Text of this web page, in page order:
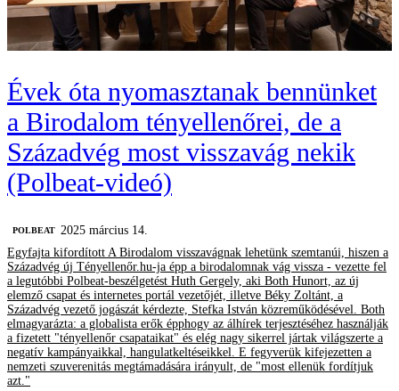
Évek óta nyomasztanak bennünket
a Birodalom tényellenőrei, de a
Századvég most visszavág nekik
(Polbeat-videó)
‎POLBEAT 2025 március 14.
Egyfajta kifordított A Birodalom visszavágnak lehetünk szemtanúi, hiszen a
Századvég új Tényellenőr.hu-ja épp a birodalomnak vág vissza - vezette fel
a legutóbbi Polbeat-beszélgetést Huth Gergely, aki Both Hunort, az új
elemző csapat és internetes portál vezetőjét, illetve Béky Zoltánt, a
Századvég vezető jogászát kérdezte, Stefka István közreműködésével. Both
elmagyarázta: a globalista erők épphogy az álhírek terjesztéséhez használják
a fizetett "tényellenőr csapataikat" és elég nagy sikerrel jártak világszerte a
negatív kampányaikkal, hangulatkeltéseikkel. E fegyverük kifejezetten a
nemzeti szuverenitás megtámadására irányult, de "most ellenük fordítjuk
azt."